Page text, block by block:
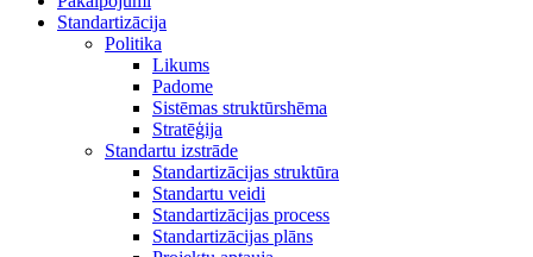
Standartizācija
Politika
Likums
Padome
Sistēmas struktūrshēma
Stratēģija
Standartu izstrāde
Standartizācijas struktūra
Standartu veidi
Standartizācijas process
Standartizācijas plāns